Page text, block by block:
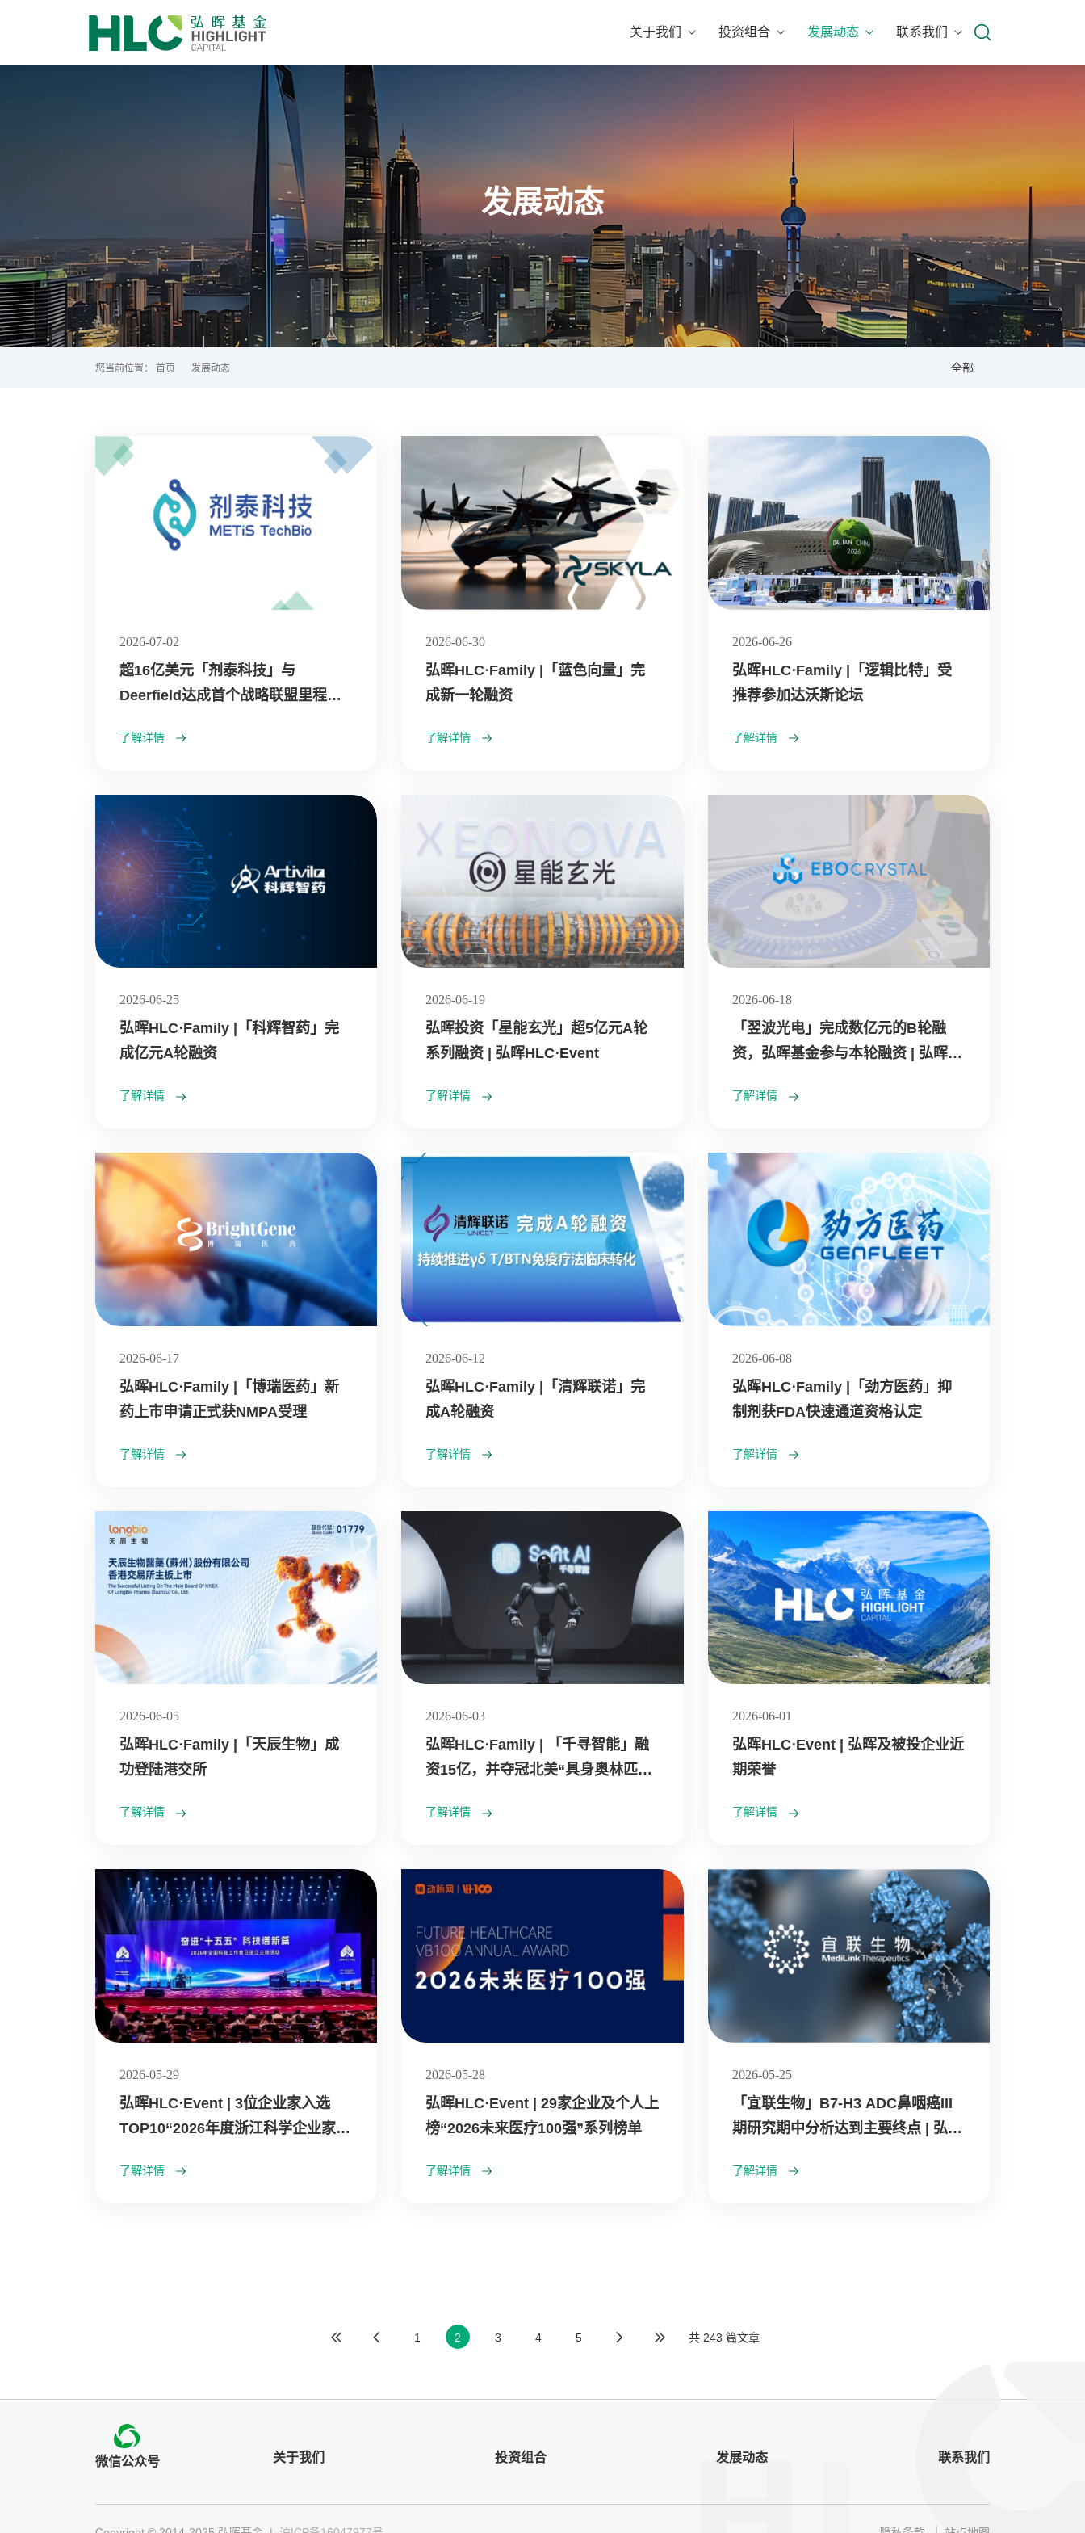
关于我们 投资组合 发展动态 联系我们
发展动态
您当前位置： 首页 发展动态 全部
2026-07-02
超16亿美元「剂泰科技」与
Deerfield达成首个战略联盟里程碑 |
了解详情
2026-06-30
弘晖HLC⋅Family |「蓝色向量」完
成新一轮融资
了解详情
2026-06-26
弘晖HLC⋅Family |「逻辑比特」受
推荐参加达沃斯论坛
了解详情
2026-06-25
弘晖HLC⋅Family |「科辉智药」完
成亿元A轮融资
了解详情
2026-06-19
弘晖投资「星能玄光」超5亿元A轮
系列融资 | 弘晖HLC⋅Event
了解详情
2026-06-18
「翌波光电」完成数亿元的B轮融
资，弘晖基金参与本轮融资 | 弘晖
了解详情
2026-06-17
弘晖HLC⋅Family |「博瑞医药」新
药上市申请正式获NMPA受理
了解详情
2026-06-12
弘晖HLC⋅Family |「清辉联诺」完
成A轮融资
了解详情
2026-06-08
弘晖HLC⋅Family |「劲方医药」抑
制剂获FDA快速通道资格认定
了解详情
2026-06-05
弘晖HLC⋅Family |「天辰生物」成
功登陆港交所
了解详情
2026-06-03
弘晖HLC⋅Family | 「千寻智能」融
资15亿，并夺冠北美“具身奥林匹
了解详情
2026-06-01
弘晖HLC⋅Event | 弘晖及被投企业近
期荣誉
了解详情
2026-05-29
弘晖HLC⋅Event | 3位企业家入选
TOP10“2026年度浙江科学企业家和
了解详情
2026-05-28
弘晖HLC⋅Event | 29家企业及个人上
榜“2026未来医疗100强”系列榜单
了解详情
2026-05-25
「宜联生物」B7-H3 ADC鼻咽癌III
期研究期中分析达到主要终点 | 弘晖
了解详情
1 2 3 4 5 共 243 篇文章
微信公众号 关于我们 投资组合 发展动态 联系我们